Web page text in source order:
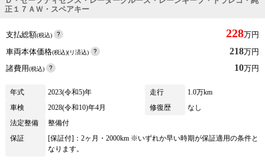
正１７ＡＷ・スペアキー
支払総額(税込) 228万円
車両本体価格(税込)(リ済込) 218万円
諸費用(税込) 10万円
年式 2023(令和5)年 走行
1.0万km
車検
2028(令和10)年4月 修復歴
なし
法定整備
整備付
保証
[保証付]：2ヶ月・2000km ※いずれか早い時期が保証適用の条件と
なります。